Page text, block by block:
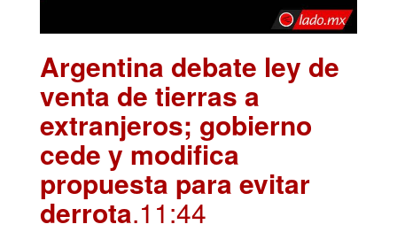
Argentina debate ley de
venta de tierras a
extranjeros; gobierno
cede y modifica
propuesta para evitar
derrota.11:44